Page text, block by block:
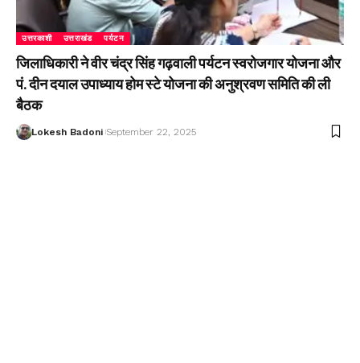
उत्तरकाशी उत्तराखंड पर्यटन
जिलाधिकारी ने वीर चंद्र सिंह गढ़वाली पर्यटन स्वरोजगार योजना और
पं. दीन दयाल उपाध्याय होम स्टे योजना की अनुश्रवण समिति की ली
बैठक
Lokesh Badoni September 22, 2025